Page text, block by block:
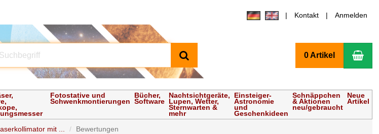
Kontakt Anmelden
0 Artikel
Fotostative und
Schwenkmontierungen
Bücher,
Software
Nachtsichtgeräte,
Lupen, Wetter,
Sternwarten &
mehr
Einsteiger-
Astronomie
und
Geschenkideen
Schnäppchen
& Aktionen
neu/gebraucht
Neue
Artikel
mit ... Bewertungen